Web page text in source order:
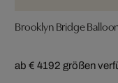
Brooklyn Bridge
ab € 4192 größen